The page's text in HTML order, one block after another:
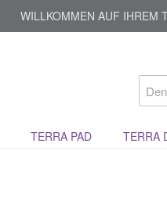
WILLKOMMEN AUF IHREM
TERRA PAD TERRA